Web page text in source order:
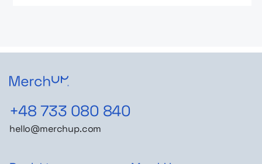
+48 733 080 840
hello@merchup.com